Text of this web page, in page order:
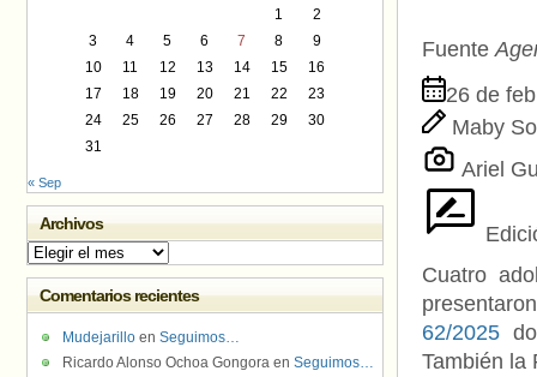
Fuente
26 de
Maby
Ariel
Cuatro
62/2025
También la
1
2
3
4 5 6 7 8
9
10
11 12 13 14 15
16
17
18 19 20 21 22
23
24
25 26 27 28 29
30
31
« Sep
Archivos
Archivos
Comentarios recientes
Mudejarillo en Seguimos…
Ricardo Alonso Ochoa Gongora en Seguimos…